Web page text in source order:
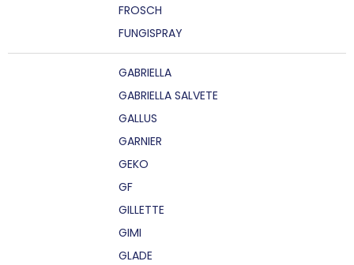
FROSCH
FUNGISPRAY
GABRIELLA
GABRIELLA SALVETE
GALLUS
GARNIER
GEKO
GF
GILLETTE
GIMI
GLADE